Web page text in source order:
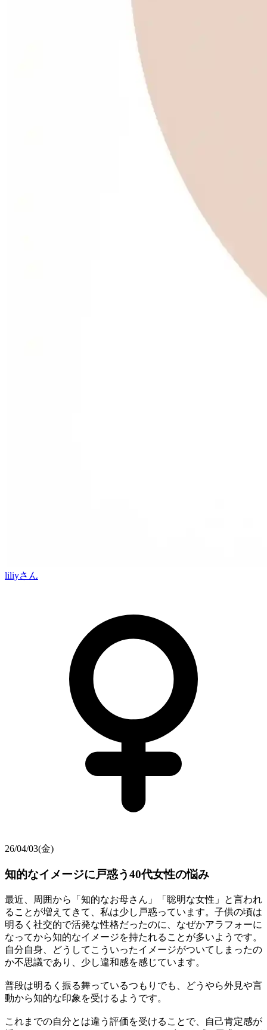
liliyさん
26/04/03(金)
知的なイメージに戸惑う40代女性の悩み
最近、周囲から「知的なお母さん」「聡明な女性」と言われ
ることが増えてきて、私は少し戸惑っています。子供の頃は
明るく社交的で活発な性格だったのに、なぜかアラフォーに
なってから知的なイメージを持たれることが多いようです。
自分自身、どうしてこういったイメージがついてしまったの
か不思議であり、少し違和感を感じています。
普段は明るく振る舞っているつもりでも、どうやら外見や言
動から知的な印象を受けるようです。
これまでの自分とは違う評価を受けることで、自己肯定感が